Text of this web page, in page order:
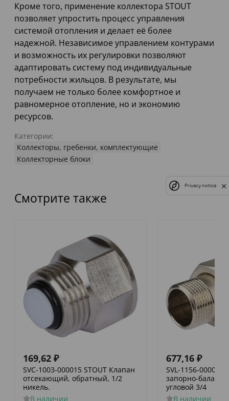
Кроме того, применение коллектора STOUT
позволяет упростить процесс управления
системой отопления и делает её более
надежной. Независимое управлением контурами
и возможность их регулировки позволяют
адаптировать систему под индивидуальные
потребности жильцов. В результате, мы
получаем не только более комфортное и
равномерное отопление, но и экономию
ресурсов.
Категории:
Коллекторы, гребенки, комплектующие
Коллекторные блоки
Смотрите также
169,62 ₽
SVC-1003-000015 STOUT Клапан
отсекающий, обратный, 1/2
никель.
В наличии
677,16 ₽
SVL-1156-000020
запорно-
угловой 3/4
В наличии
Privacy notice